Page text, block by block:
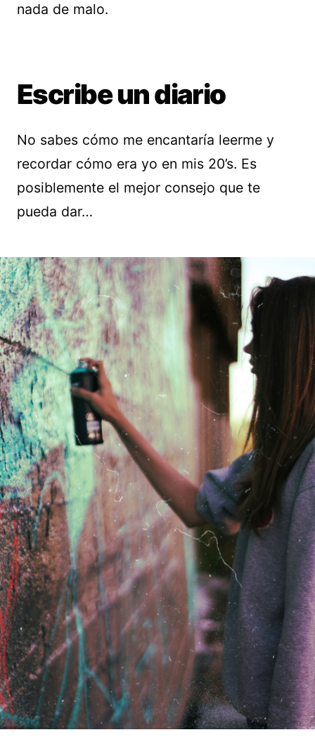
nada de malo.
Escribe un diario
No sabes cómo me encantaría leerme y
recordar cómo era yo en mis 20’s. Es
posiblemente el mejor consejo que te
pueda dar…